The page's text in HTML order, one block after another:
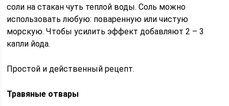
соли на стакан чуть теплой воды. Соль можно
использовать любую: поваренную или чистую
морскую. Чтобы усилить эффект добавляют 2 – 3
капли йода.
Простой и действенный рецепт.
Травяные отвары